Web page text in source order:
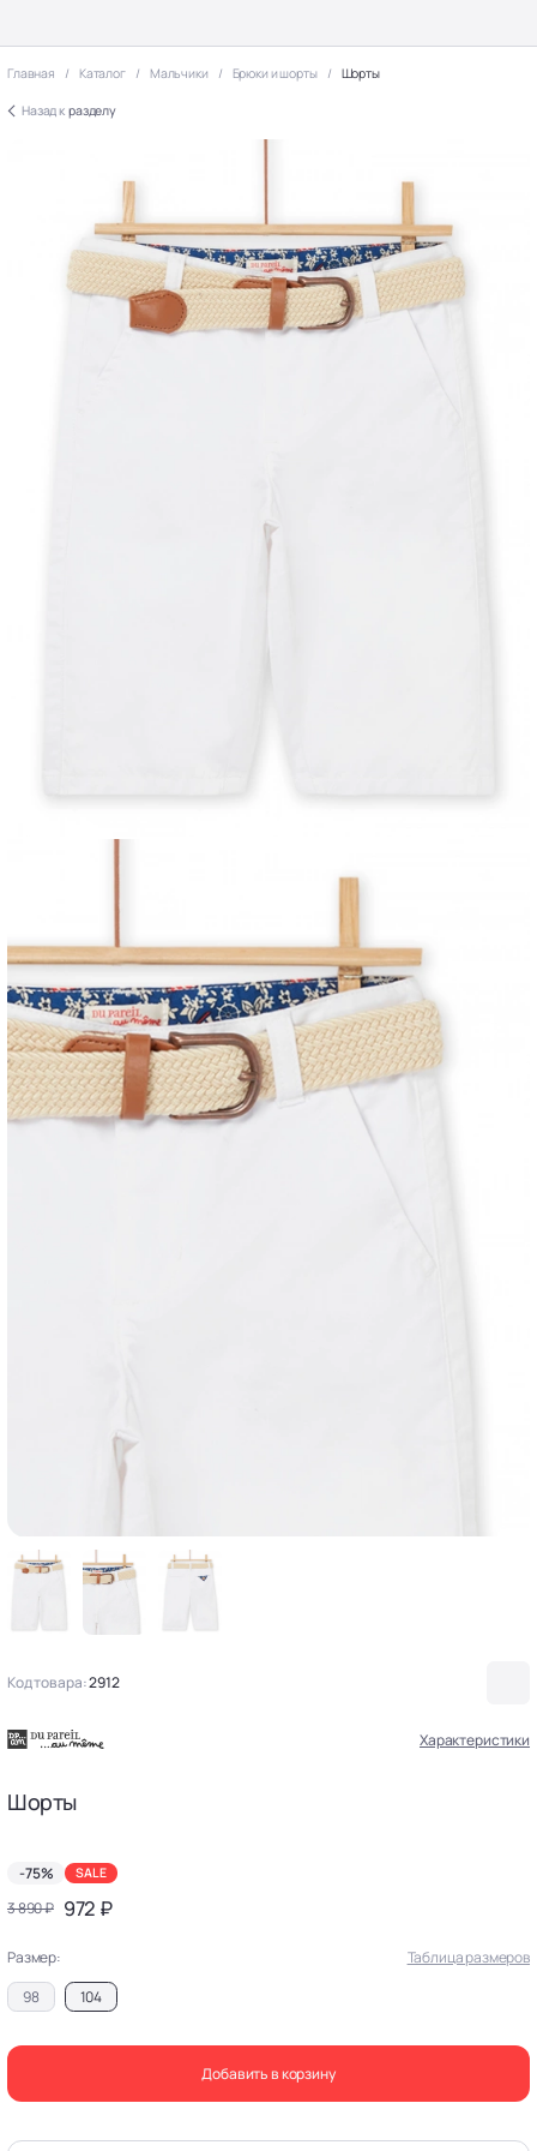
Главная Каталог Мальчики Брюки и шорты Шорты
Назад к разделу
Код товара:2912
Характеристики
Шорты
-75% SALE
3 890 ₽ 972 ₽
Размер:
Таблица размеров
98
104
Добавить в корзину